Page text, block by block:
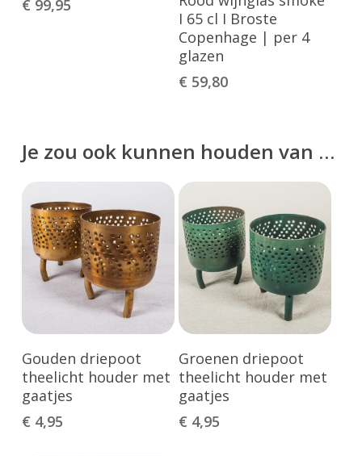
€ 99,95 Winkelwagen
I 65 cl I Broste
Copenhage | per 4
glazen
€ 59,80
Je zou ook kunnen houden van …
Toevoegen Aan
Winkelwagen
Gouden driepoot
theelicht houder met
gaatjes
€ 4,95
Toevoegen Aan
Winkelwagen
Groenen driepoot
theelicht houder met
gaatjes
€ 4,95